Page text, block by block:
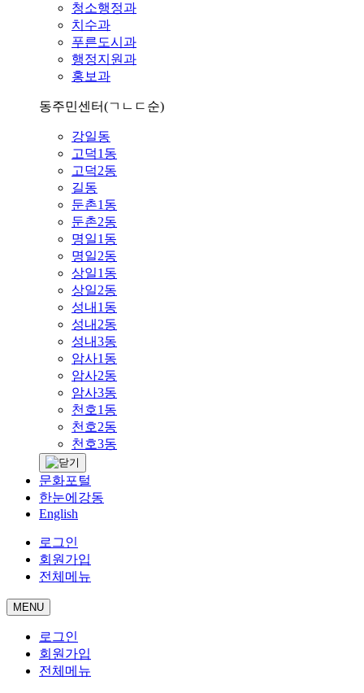
청소행정과
치수과
푸른도시과
행정지원과
홍보과
동주민센터(ㄱㄴㄷ순)
강일동
고덕1동
고덕2동
길동
둔촌1동
둔촌2동
명일1동
명일2동
상일1동
상일2동
성내1동
성내2동
성내3동
암사1동
암사2동
암사3동
천호1동
천호2동
천호3동
문화포털
한눈에강동
English
로그인
회원가입
전체메뉴
MENU
로그인
회원가입
전체메뉴